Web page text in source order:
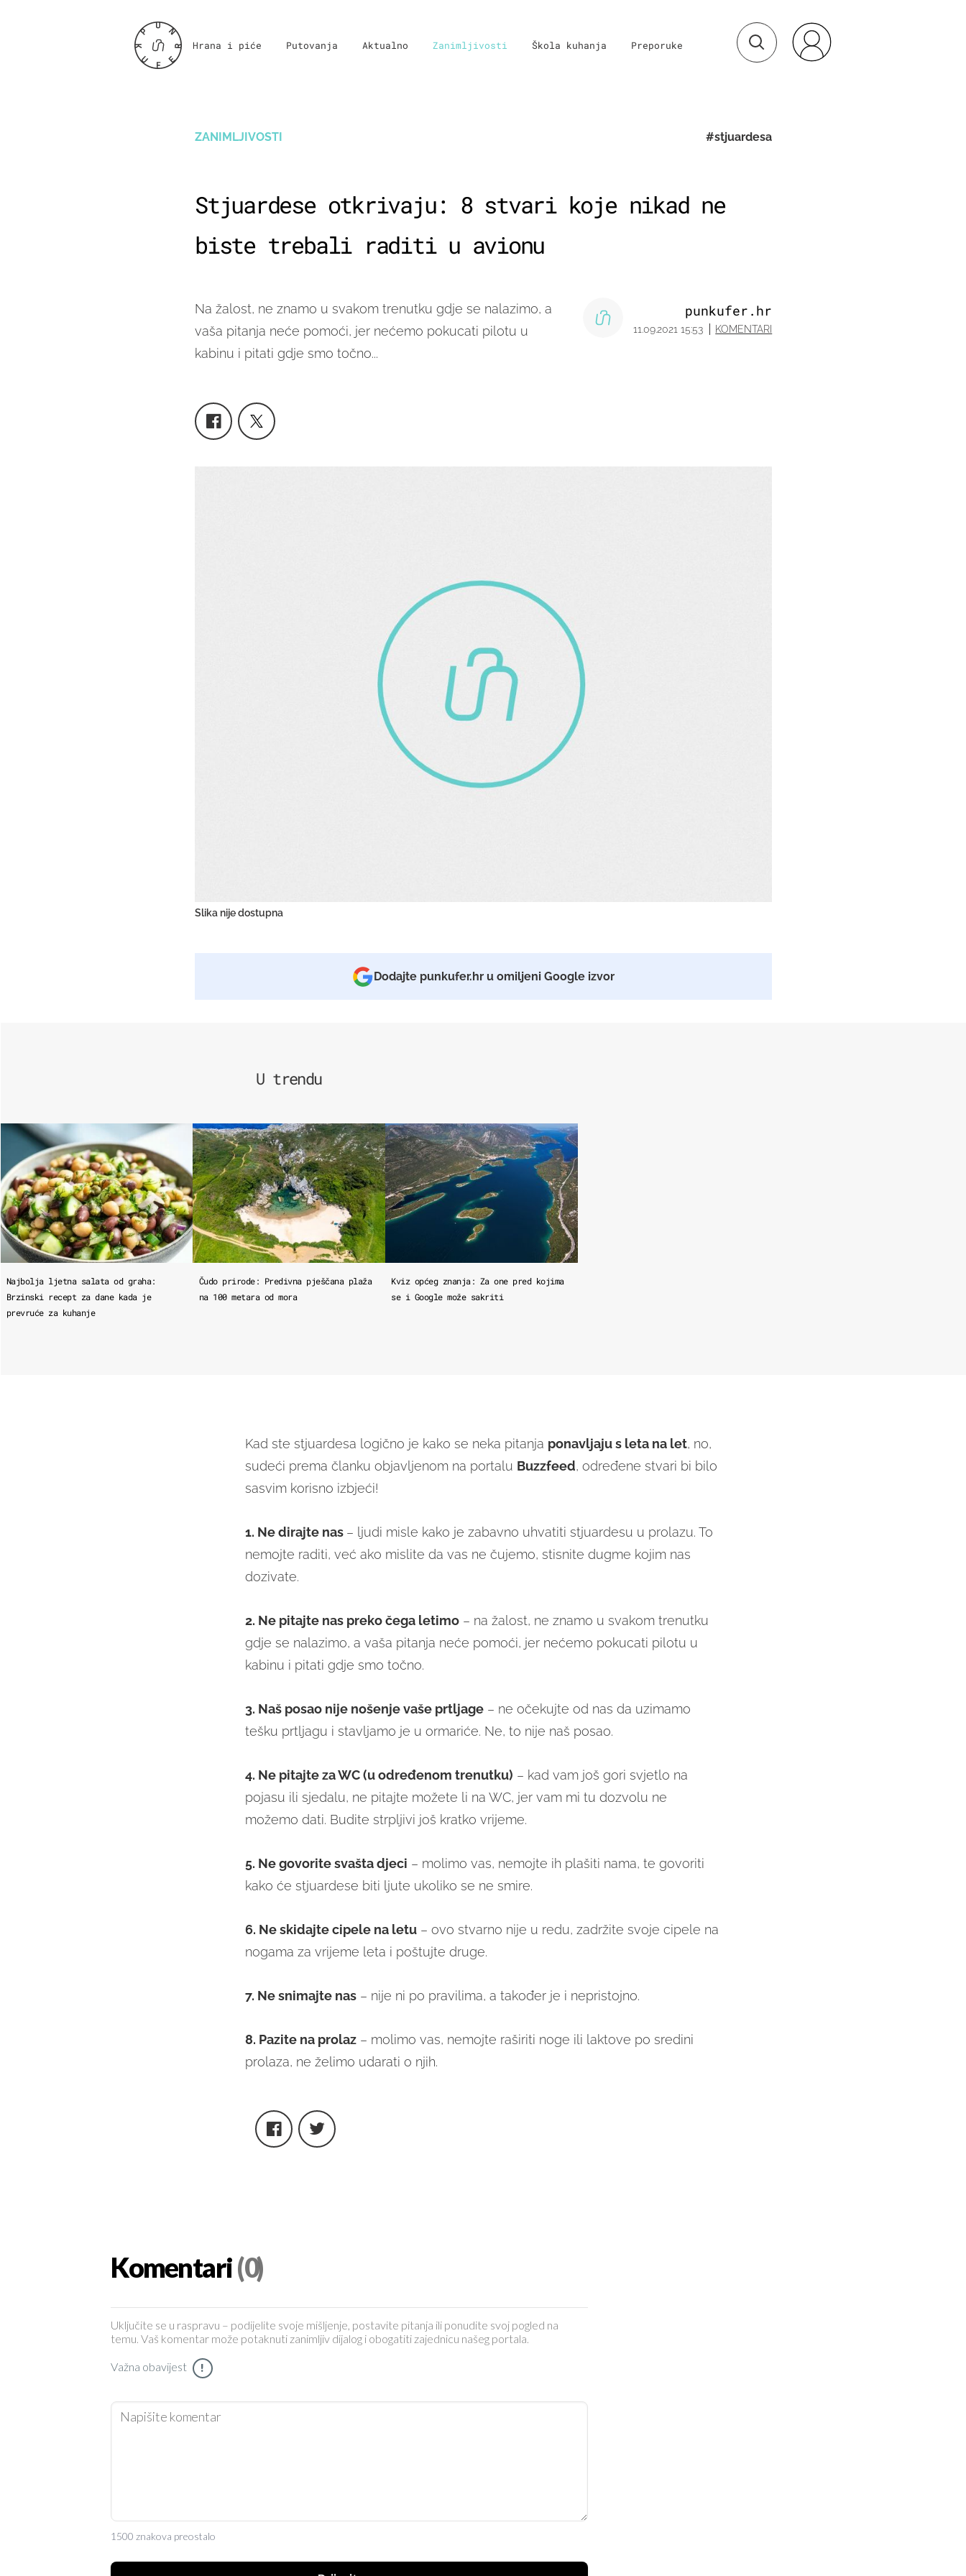
Hrana i piće Putovanja Aktualno Zanimljivosti Škola kuhanja Preporuke
ZANIMLJIVOSTI #stjuardesa
Stjuardese otkrivaju: 8 stvari koje nikad ne
biste trebali raditi u avionu
Na žalost, ne znamo u svakom trenutku gdje se nalazimo, a
vaša pitanja neće pomoći, jer nećemo pokucati pilotu u
kabinu i pitati gdje smo točno...
punkufer.hr
11.09.2021 15:53 KOMENTARI
Slika nije dostupna
Dodajte punkufer.hr u omiljeni Google izvor
U trendu
Najbolja ljetna salata od graha:
Brzinski recept za dane kada je
prevruće za kuhanje
Čudo prirode: Predivna pješčana plaža
na 100 metara od mora
Kviz općeg znanja: Za one pred kojima
se i Google može sakriti
Kad ste stjuardesa logično je kako se neka pitanja ponavljaju s leta na let, no,
sudeći prema članku objavljenom na portalu Buzzfeed, određene stvari bi bilo
sasvim korisno izbjeći!
1. Ne dirajte nas – ljudi misle kako je zabavno uhvatiti stjuardesu u prolazu. To
nemojte raditi, već ako mislite da vas ne čujemo, stisnite dugme kojim nas
dozivate.
2. Ne pitajte nas preko čega letimo– na žalost, ne znamo u svakom trenutku
gdje se nalazimo, a vaša pitanja neće pomoći, jer nećemo pokucati pilotu u
kabinu i pitati gdje smo točno.
3. Naš posao nije nošenje vaše prtljage– ne očekujte od nas da uzimamo
tešku prtljagu i stavljamo je u ormariće. Ne, to nije naš posao.
4. Ne pitajte za WC (u određenom trenutku) – kad vam još gori svjetlo na
pojasu ili sjedalu, ne pitajte možete li na WC, jer vam mi tu dozvolu ne
možemo dati. Budite strpljivi još kratko vrijeme.
5. Ne govorite svašta djeci – molimo vas, nemojte ih plašiti nama, te govoriti
kako će stjuardese biti ljute ukoliko se ne smire.
6. Ne skidajte cipele na letu– ovo stvarno nije u redu, zadržite svoje cipele na
nogama za vrijeme leta i poštujte druge.
7. Ne snimajte nas– nije ni po pravilima, a također je i nepristojno.
8. Pazite na prolaz– molimo vas, nemojte raširiti noge ili laktove po sredini
prolaza, ne želimo udarati o njih.
Komentari(0)
Uključite se u raspravu – podijelite svoje mišljenje, postavite pitanja ili ponudite svoj pogled na
temu. Vaš komentar može potaknuti zanimljiv dijalog i obogatiti zajednicu našeg portala.
Važna obavijest !
1500 znakova preostalo